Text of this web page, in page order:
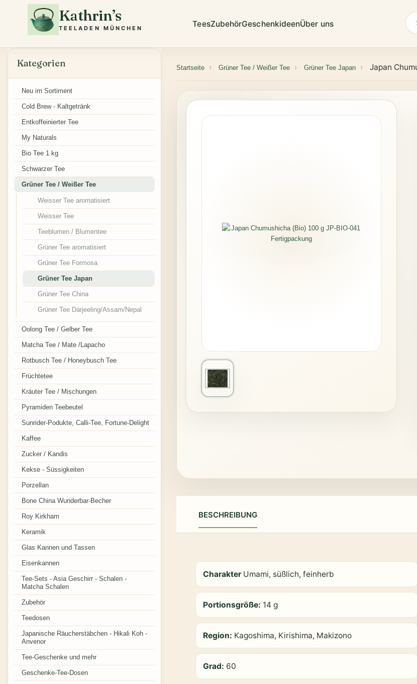
Kathrin’s
TEELADEN MÜNCHEN TeesZubehörGeschenkideenÜber uns
Startseite Grüner Tee / Weißer Tee Grüner Tee Japan Japan
BESCHREIBUNG
Charakter Umami, süßlich, feinherb
Portionsgröße: 14 g
Region: Kagoshima, Kirishima, Makizono
Grad: 60
Kategorien
Neu im Sortiment
Cold Brew - Kaltgetränk
Entkoffeinierter Tee
My Naturals
Bio Tee 1 kg
Schwarzer Tee
Grüner Tee / Weißer Tee
Weisser Tee aromatisiert
Weisser Tee
Teeblumen / Blumentee
Grüner Tee aromatisiert
Grüner Tee Formosa
Grüner Tee Japan
Grüner Tee China
Grüner Tee Darjeeling/Assam/Nepal
Oolong Tee / Gelber Tee
Matcha Tee / Mate /Lapacho
Rotbusch Tee / Honeybusch Tee
Früchtetee
Kräuter Tee / Mischungen
Pyramiden Teebeutel
Sunrider-Podukte, Calli-Tee, Fortune-Delight
Kaffee
Zucker / Kandis
Kekse - Süssigkeiten
Porzellan
Bone China Wunderbar-Becher
Roy Kirkham
Keramik
Glas Kannen und Tassen
Eisenkannen
Tee-Sets - Asia Geschirr - Schalen -
Matcha Schalen
Zubehör
Teedosen
Japanische Räucherstäbchen - Hikali Koh -
Anvenor
Tee-Geschenke und mehr
Geschenke-Tee-Dosen